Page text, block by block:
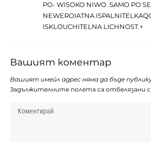
PO- WISOKO NIWO .SAMO PO
NEWEROIATNA
ISKLOUCHITELNA LICHNOST.+
Вашият коментар
Вашият имейл адрес няма да бъде
Задължителните полета са отбелязани с